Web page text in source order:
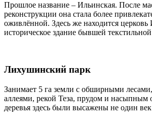
Прошлое название – Ильинская. После
реконструкции она стала более
оживлённой. Здесь же находится
историческое здание бывшей
Лихушинский парк
Занимает 5 га земли с обширными
аллеями, рекой Теза, прудом и насыпным
деревья здесь были высажены не один век